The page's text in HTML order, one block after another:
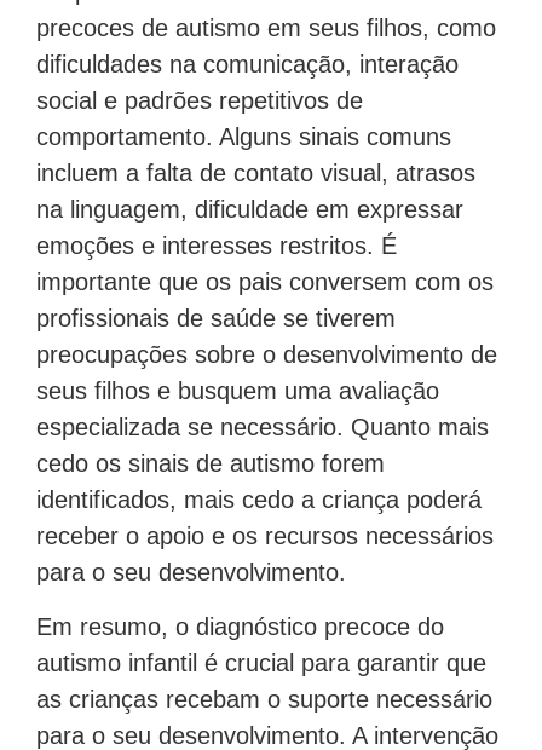
precoces de autismo em seus filhos, como
dificuldades na comunicação, interação
social e padrões repetitivos de
comportamento. Alguns sinais comuns
incluem a falta de contato visual, atrasos
na linguagem, dificuldade em expressar
emoções e interesses restritos. É
importante que os pais conversem com os
profissionais de saúde se tiverem
preocupações sobre o desenvolvimento de
seus filhos e busquem uma avaliação
especializada se necessário. Quanto mais
cedo os sinais de autismo forem
identificados, mais cedo a criança poderá
receber o apoio e os recursos necessários
para o seu desenvolvimento.
Em resumo, o diagnóstico precoce do
autismo infantil é crucial para garantir que
as crianças recebam o suporte necessário
para o seu desenvolvimento. A intervenção